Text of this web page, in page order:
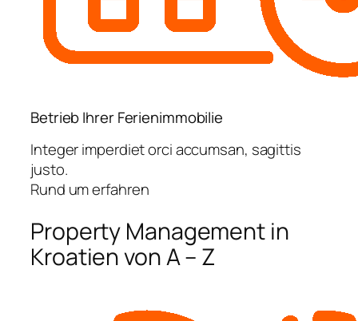
Betrieb Ihrer Ferienimmobilie
Integer imperdiet orci accumsan, sagittis
justo.
Rund um erfahren
Property Management in
Kroatien von A – Z